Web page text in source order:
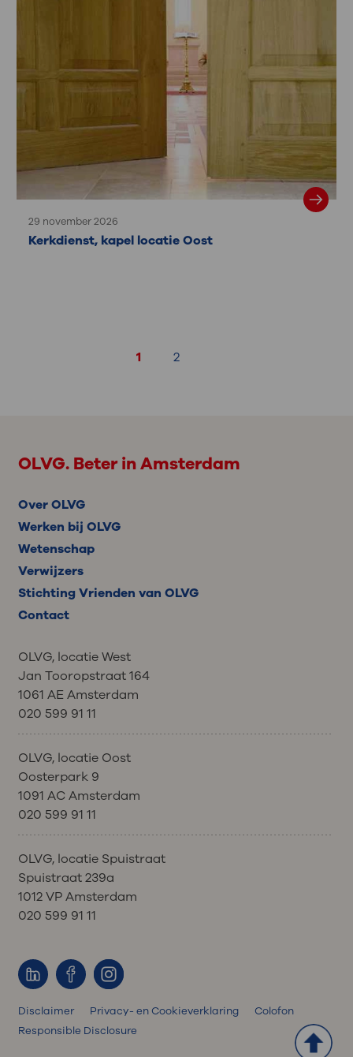
29 november 2026
Kerkdienst, kapel locatie Oost
1 2
OLVG. Beter in Amsterdam
Over OLVG
Werken bij OLVG
Wetenschap
Verwijzers
Stichting Vrienden van OLVG
Contact
OLVG, locatie West
Jan Tooropstraat 164
1061 AE Amsterdam
020 599 91 11
OLVG, locatie Oost
Oosterpark 9
1091 AC Amsterdam
020 599 91 11
OLVG, locatie Spuistraat
Spuistraat 239a
1012 VP Amsterdam
020 599 91 11
Disclaimer Privacy- en Cookieverklaring
Colofon
Responsible Disclosure